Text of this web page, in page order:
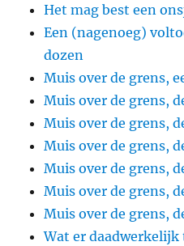
Het mag best een
Een (nagenoeg)
dozen
Muis over de grens,
Muis over de grens,
Muis over de grens,
Muis over de grens,
Muis over de grens,
Muis over de grens,
Muis over de grens,
Wat er daadwerkelijk